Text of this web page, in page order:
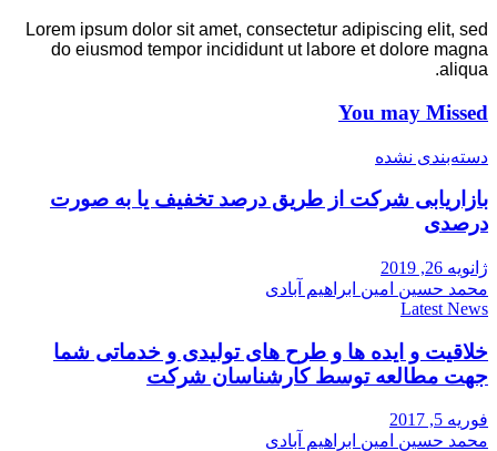
Lorem ipsum dolor sit amet, consectetur adipiscing elit, sed
do eiusmod tempor incididunt ut labore et dolore magna
aliqua.
You may Missed
دسته‌بندی نشده
بازاریابی شرکت از طریق درصد تخفیف یا به صورت
درصدی
ژانویه 26, 2019
محمد حسین امین ابراهیم آبادی
Latest News
خلاقیت و ایده ها و طرح های تولیدی و خدماتی شما
جهت مطالعه توسط کارشناسان شرکت
فوریه 5, 2017
محمد حسین امین ابراهیم آبادی